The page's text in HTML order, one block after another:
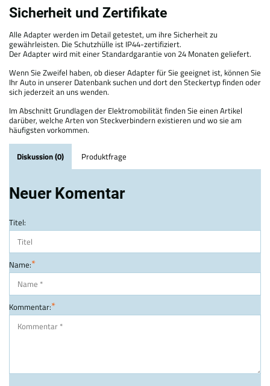
Sicherheit und Zertifikate
Alle Adapter werden im Detail getestet, um ihre Sicherheit zu
gewährleisten. Die Schutzhülle ist IP44-zertifiziert.
Der Adapter wird mit einer Standardgarantie von 24 Monaten geliefert.
Wenn Sie Zweifel haben, ob dieser Adapter für Sie geeignet ist, können Sie
Ihr Auto in unserer Datenbank suchen und dort den Steckertyp finden oder
sich jederzeit an uns wenden.
Im Abschnitt Grundlagen der Elektromobilität finden Sie einen Artikel
darüber, welche Arten von Steckverbindern existieren und wo sie am
häufigsten vorkommen.
Diskussion (0) Produktfrage
Neuer Komentar
Titel:
Name:*
Kommentar:*